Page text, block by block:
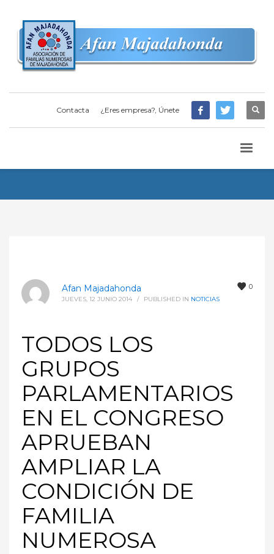
Contacta ¿Eres empresa?, Únete
0
Afan Majadahonda
JUEVES, 12 JUNIO 2014 / PUBLISHED IN NOTICIAS
TODOS LOS
GRUPOS
PARLAMENTARIOS
EN EL CONGRESO
APRUEBAN
AMPLIAR LA
CONDICIÓN DE
FAMILIA
NUMEROSA